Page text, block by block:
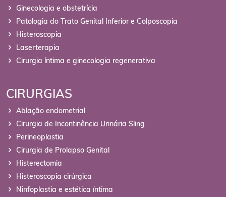
Ginecologia e obstetrícia
Patologia do Trato Genital Inferior e Colposcopia
Histeroscopia
Laserterapia
Cirurgia íntima e ginecologia regenerativa
CIRURGIAS
Ablação endometrial
Cirurgia de Incontinência Urinária Sling
Perineoplastia
Cirurgia de Prolapso Genital
Histerectomia
Histeroscopia cirúrgica
Ninfoplastia e estética íntima